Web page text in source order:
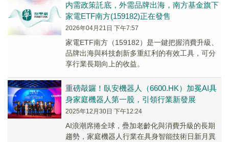
内需政策託底，外需品牌出海，南方基金旗下
家電ETF南方(159182)正在發售
2026年04月21日 下午7:57
家電ETF南方（159182）是一鍵把握消費升級、
品牌出海與科技創新多重紅利的有效工具，可分
享行業長期向上的收益。
重磅敲鑼！臥安機器人（6600.HK）加冕AI具
身家庭機器人第一股，引領行業新發展
2025年12月30日 下午12:24
AI浪潮席捲全球，疊加老齡化與消費升級的長期
趨勢，家庭機器人行業在具身智能技術日新月異